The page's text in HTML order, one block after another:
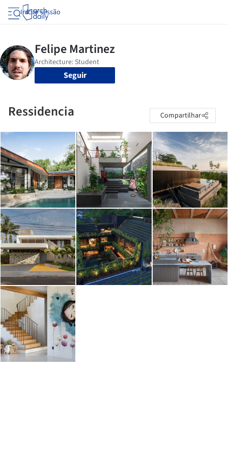
Iniciar sessão
Seguir
Ressidencia Compartilhar